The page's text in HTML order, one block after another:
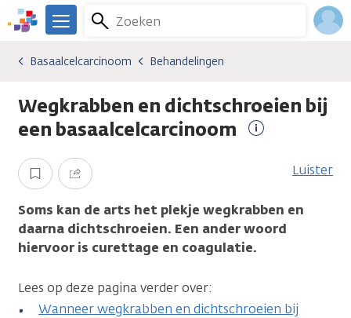
Overslaan
en
gaan
We
er
je.
Kanker.nl
Zoeken
Menu
Kankersoorten
Basaalcelcarcinoom
Behandelingen
Basaalcelcarcinoom Behandelingen
Wegkrabben en dichtschroeien bij
een basaalcelcarcinoom
informatie
Opslaan Delen Luister
Soms kan de arts het plekje wegkrabben en
daarna dichtschroeien. Een ander woord
hiervoor is curettage en coagulatie.
Lees op deze pagina verder over:
Wanneer wegkrabben en dichtschroeien bij